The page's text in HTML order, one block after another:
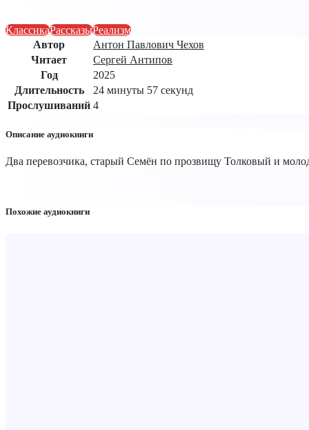
КлассикаРассказыРеализм
Автор
Антон Павлович Чехов
Читает
Сергей Антипов
Год
2025
Длительность
24 минуты 57 секунд
Прослушиваний 4
Описание аудиокниги
Два перевозчика, старый Семён по прозвищу Толковый и
Похожие аудиокниги